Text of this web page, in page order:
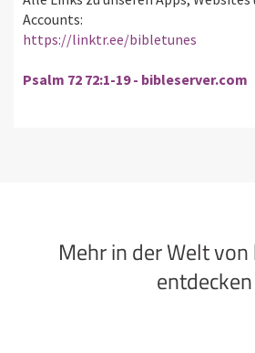
Accounts:
https://linktr.ee/bibletunes
Psalm 72 72:1-19 - bibleserver.com
Mehr in der Welt
entdecken